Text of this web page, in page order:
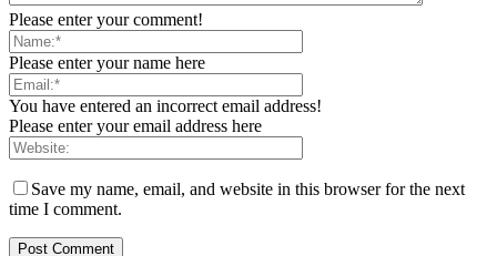
Please enter your comment!
Please enter your name here
You have entered an incorrect email address!
Please enter your email address here
Save my name, email, and website in this browser for the next
time I comment.